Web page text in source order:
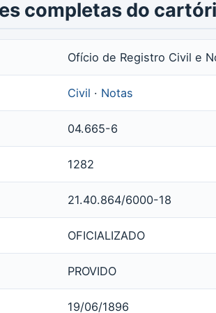
completas do
Ofício de Registro Civil e
Civil · Notas
04.665-6
1282
21.40.864/6000-18
OFICIALIZADO
PROVIDO
19/06/1896